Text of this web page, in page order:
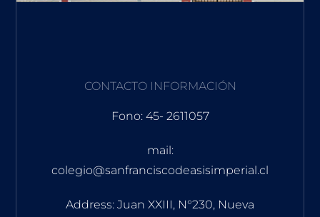
CONTACTO INFORMACIÓN
Fono: 45- 2611057
mail:
colegio@sanfranciscodeasisimperial.cl
Address: Juan XXIII, N°230, Nueva